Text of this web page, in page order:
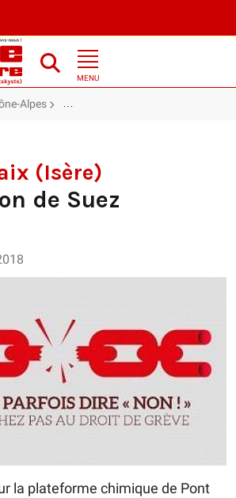
MENU
Alpes Pont de Claix (Isère) : La direction
(Isère)
de Suez
la plateforme chimique de Pont